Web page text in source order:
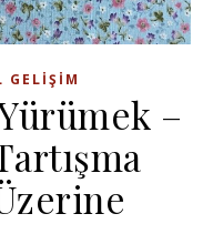
GELIŞIM
–